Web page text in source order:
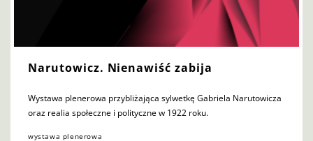
Narutowicz. Nienawiść zabija
Wystawa plenerowa przybliżająca sylwetkę Gabriela Narutowicza
oraz realia społeczne i polityczne w 1922 roku.
wystawa plenerowa